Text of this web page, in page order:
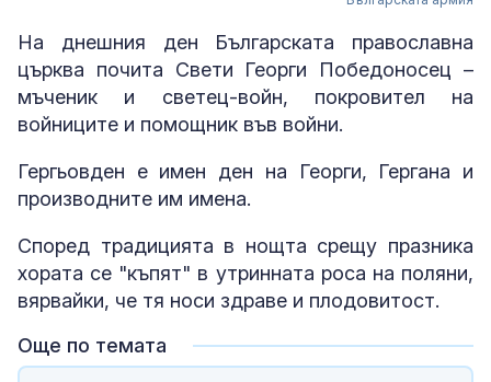
На днешния ден Българската православна
църква почита Свети Георги Победоносец –
мъченик и светец-войн, покровител на
войниците и помощник във войни.
Гергьовден е имен ден на Георги, Гергана и
производните им имена.
Според традицията в нощта срещу празника
хората се "къпят" в утринната роса на поляни,
вярвайки, че тя носи здраве и плодовитост.
Още по темата